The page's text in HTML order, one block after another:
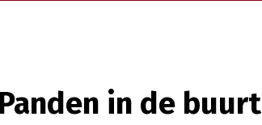
Panden in de buurt